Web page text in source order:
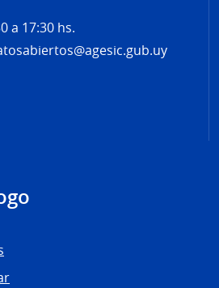
a 17:30 hs.